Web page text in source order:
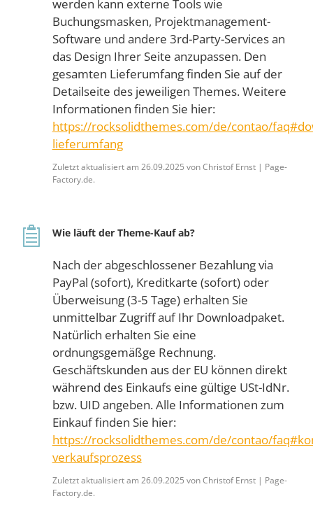
werden kann externe Tools wie
Buchungsmasken, Projektmanagement-
Software und andere 3rd-Party-Services an
das Design Ihrer Seite anzupassen. Den
gesamten Lieferumfang finden Sie auf der
Detailseite des jeweiligen Themes. Weitere
Informationen finden Sie hier:
https://rocksolidthemes.com/de/contao/
lieferumfang
Zuletzt aktualisiert am 26.09.2025 von Christof Ernst | Page-
Factory.de.
Wie läuft der Theme-Kauf ab?
Nach der abgeschlossener Bezahlung via
PayPal (sofort), Kreditkarte (sofort) oder
Überweisung (3-5 Tage) erhalten Sie
unmittelbar Zugriff auf Ihr Downloadpaket.
Natürlich erhalten Sie eine
ordnungsgemäßge Rechnung.
Geschäftskunden aus der EU können direkt
während des Einkaufs eine gültige USt-IdNr.
bzw. UID angeben. Alle Informationen zum
Einkauf finden Sie hier:
https://rocksolidthemes.com/de/contao/
verkaufsprozess
Zuletzt aktualisiert am 26.09.2025 von Christof Ernst | Page-
Factory.de.